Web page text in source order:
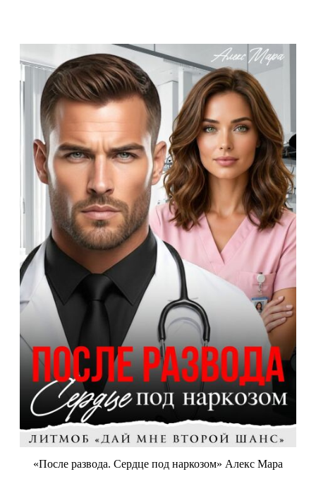
«После развода. Сердце под наркозом» Алекс Мара